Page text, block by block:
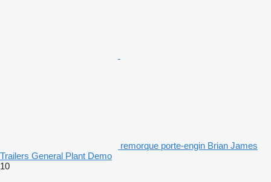
remorque porte-engin Brian James
Trailers General Plant Demo
10